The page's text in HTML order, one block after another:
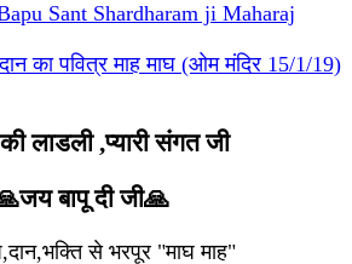
Sant Shardharam ji Maharaj
का पवित्र माह माघ (ओम मंदिर 15/1/19)
लाडली ,प्यारी संगत जी
बापू दी जी🙏